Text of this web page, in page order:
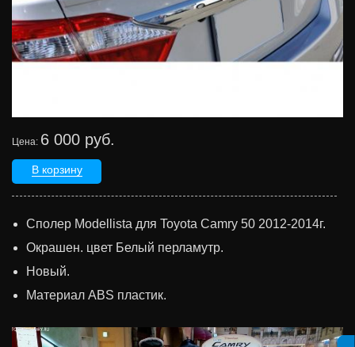
Цена: 6 000 руб.
В корзину
Сполер Modellista для Toyota Camry 50 2012-2014г.
Окрашен. цвет Белый перламутр.
Новый.
Материал ABS пластик.